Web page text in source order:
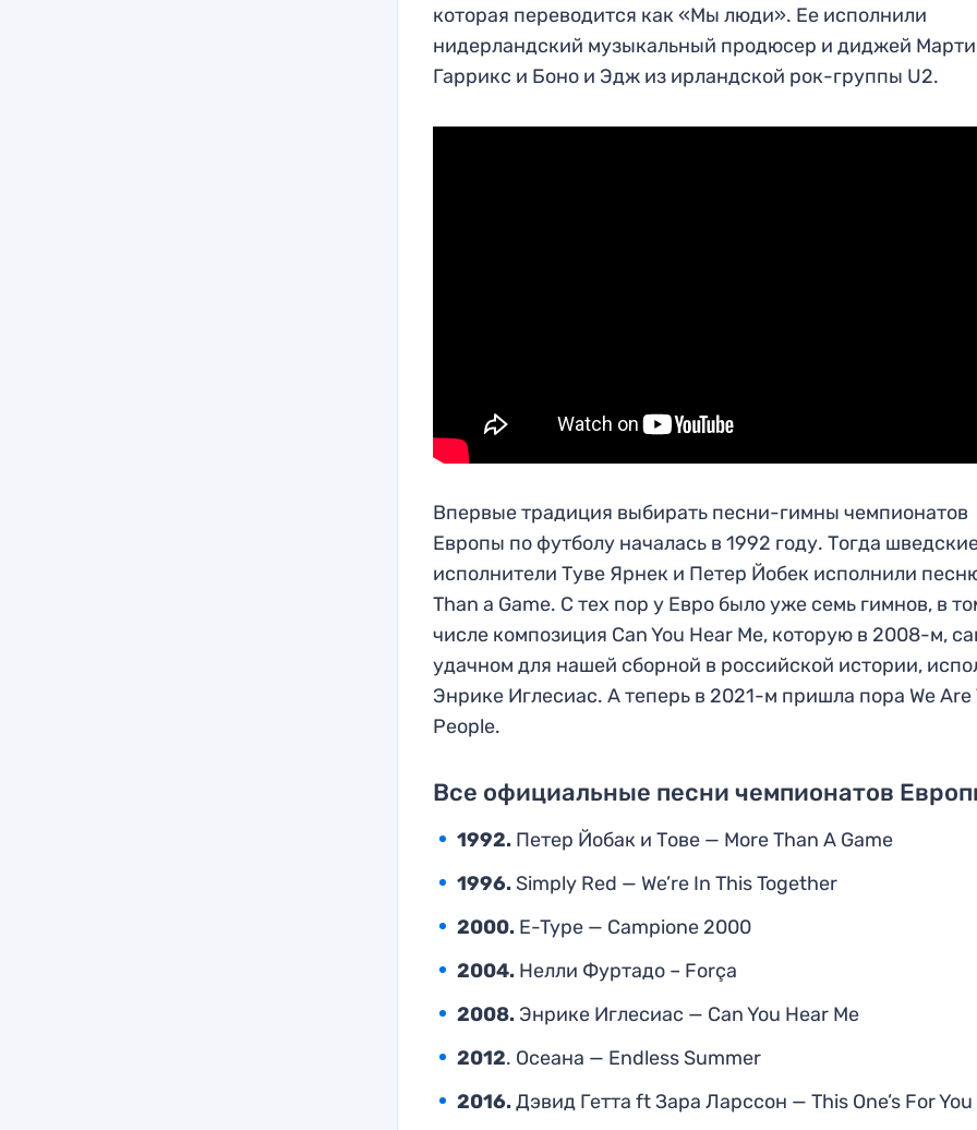
которая переводится как «Мы люди». Ее исполнили
нидерландский музыкальный продюсер и диджей
Гаррикс и Боно и Эдж из ирландской рок-группы U2.
Впервые традиция выбирать песни-гимны чемпионатов
Европы по футболу началась в 1992 году. Тогда
исполнители Туве Ярнек и Петер Йобек исполнили
Than a Game. С тех пор у Евро было уже семь гимнов, в
числе композиция Can You Hear Me, которую в 2008-м,
удачном для нашей сборной в российской истории,
Энрике Иглесиас. А теперь в 2021-м пришла пора We Are
People.
Все официальные песни чемпионатов
1992. Петер Йобак и Тове — More Than A Game
1996. Simply Red — We’re In This Together
2000. E-Type — Campione 2000
2004. Нелли Фуртадо – Força
2008. Энрике Иглесиас — Can You Hear Me
2012. Осеана — Endless Summer
2016.Дэвид Гетта ft Зара Ларссон — This One’s For You